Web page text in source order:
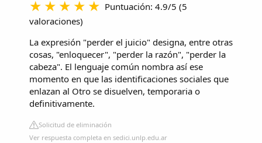
Puntuación: 4.9/5 (5
valoraciones)
La expresión "perder el juicio" designa, entre otras
cosas, "enloquecer", "perder la razón", "perder la
cabeza". El lenguaje común nombra así ese
momento en que las identificaciones sociales que
enlazan al Otro se disuelven, temporaria o
definitivamente.
Solicitud de eliminación
Ver respuesta completa en sedici.unlp.edu.ar